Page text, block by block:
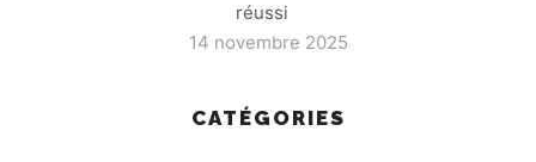
réussi
14 novembre 2025
CATÉGORIES